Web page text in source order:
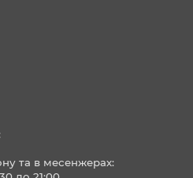
та в месенжерах: